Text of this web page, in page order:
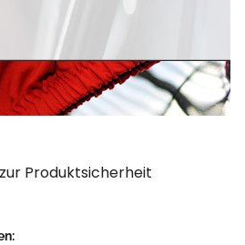
Produktsicherheit